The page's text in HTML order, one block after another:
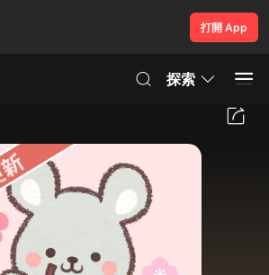
打開 App
探索